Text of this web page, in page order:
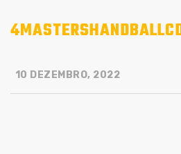
10 DEZEMBRO, 2022